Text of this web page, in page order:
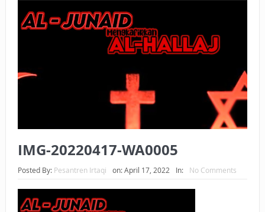
SEBELUM TIBA SAAT WAJIB?
HAKIKAT NIKMAT DI DUNIA!
BAGAIMANA CARA MEMBAYAR ZAKAT UANG?
UANG HARAM BISA MENJADI HALAL JIKA SEBAB
HUKUM MEMBAYAR ZAKAT KEPADA KERABAT SENDIRI
IMG-20220417-WA0005
Posted By: Pesantren Irtaqi on:April 17, 2022 In: No Comments